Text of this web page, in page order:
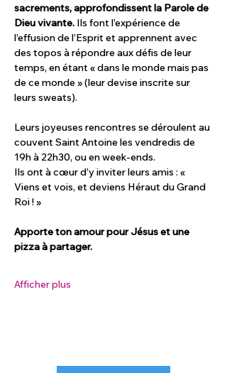
sacrements, approfondissent la Parole de
Dieu vivante. Ils font l’expérience de
l’effusion de l’Esprit et apprennent avec
des topos à répondre aux défis de leur
temps, en étant « dans le monde mais pas
de ce monde » (leur devise inscrite sur
leurs sweats).
Leurs joyeuses rencontres se déroulent au
couvent Saint Antoine les vendredis de
19h à 22h30, ou en week-ends.
Ils ont à cœur d’y inviter leurs amis : «
Viens et vois, et deviens Héraut du Grand
Roi ! »
Apporte ton amour pour Jésus et une
pizza à partager.
Afficher plus